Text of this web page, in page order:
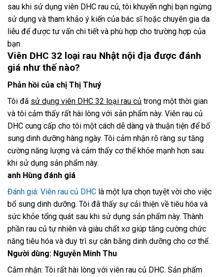
sau khi sử dụng viên DHC rau củ, tôi khuyến nghị bạn ngừng
sử dụng và tham khảo ý kiến ​​của bác sĩ hoặc chuyên gia da
liễu để được tư vấn chi tiết và phù hợp cho trường hợp của
bạn.
Viên DHC 32 loại rau Nhật nội địa được đánh
giá như thế nào?
Phản hồi của chị Thị Thuý
Tôi đã sử dụng viên DHC 32 loại rau củ trong một thời gian
và tôi cảm thấy rất hài lòng với sản phẩm này. Viên rau củ
DHC cung cấp cho tôi một cách dễ dàng và thuận tiện để bổ
sung dinh dưỡng hàng ngày. Tôi cảm nhận rõ ràng sự tăng
cường năng lượng và cảm thấy cơ thể khỏe mạnh hơn sau
khi sử dụng sản phẩm này.
anh Hùng đánh giá
Đánh giá: Viên rau củ DHC là một lựa chọn tuyệt vời cho việc
bổ sung dinh dưỡng. Tôi đã thấy sự cải thiện về tiêu hóa và
sức khỏe tổng quát sau khi sử dụng sản phẩm này. Thành
phần rau củ tự nhiên và giàu chất xơ giúp tăng cường chức
năng tiêu hóa và duy trì sự cân bằng dinh dưỡng cho cơ thể.
Người dùng: Nguyễn Minh Thu
Cảm nhận: Tôi rất hài lòng với viên rau củ DHC. Sản phẩm